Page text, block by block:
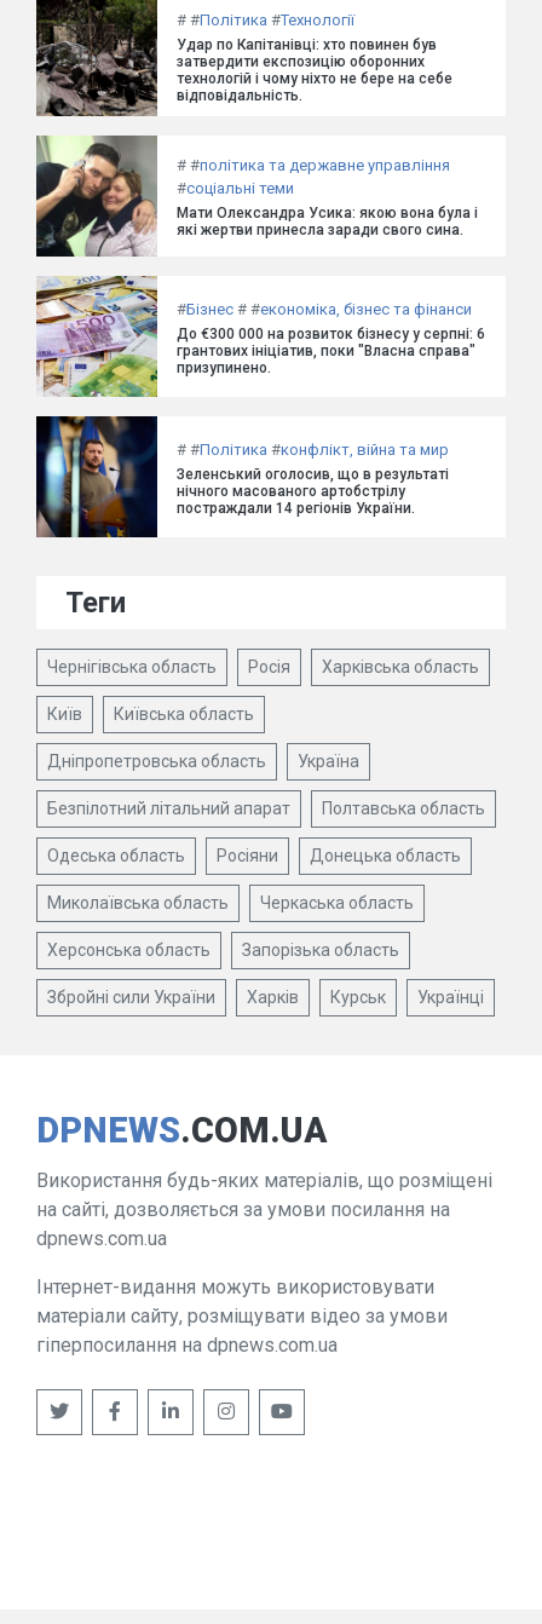
# #Політика #Технології
Удар по Капітанівці: хто повинен був
затвердити експозицію оборонних
технологій і чому ніхто не бере на себе
відповідальність.
# #політика та державне управління
#соціальні теми
Мати Олександра Усика: якою вона була і
які жертви принесла заради свого сина.
#Бізнес # #економіка, бізнес та фінанси
До €300 000 на розвиток бізнесу у серпні: 6
грантових ініціатив, поки "Власна справа"
призупинено.
# #Політика #конфлікт, війна та мир
Зеленський оголосив, що в результаті
нічного масованого артобстрілу
постраждали 14 регіонів України.
Теги
Чернігівська область Росія Харківська область
Київ Київська область
Дніпропетровська область Україна
Безпілотний літальний апарат Полтавська область
Одеська область Росіяни Донецька область
Миколаївська область Черкаська область
Херсонська область Запорізька область
Збройні сили України Харків Курськ Українці
DPNEWS.COM.UA
Використання будь-яких матеріалів, що розміщені
на сайті, дозволяється за умови посилання на
dpnews.com.ua
Інтернет-видання можуть використовувати
матеріали сайту, розміщувати відео за умови
гіперпосилання на dpnews.com.ua